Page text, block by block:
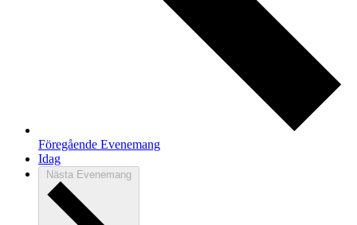
Föregående Evenemang
Idag
Nästa Evenemang